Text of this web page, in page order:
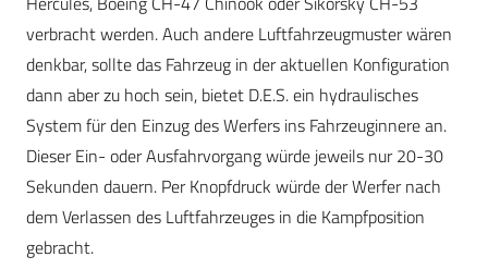
verbracht werden. Auch andere Luftfahrzeugmuster wären
denkbar, sollte das Fahrzeug in der aktuellen Konfiguration
dann aber zu hoch sein, bietet D.E.S. ein hydraulisches
System für den Einzug des Werfers ins Fahrzeuginnere an.
Dieser Ein- oder Ausfahrvorgang würde jeweils nur 20-30
Sekunden dauern. Per Knopfdruck würde der Werfer nach
dem Verlassen des Luftfahrzeuges in die Kampfposition
gebracht.